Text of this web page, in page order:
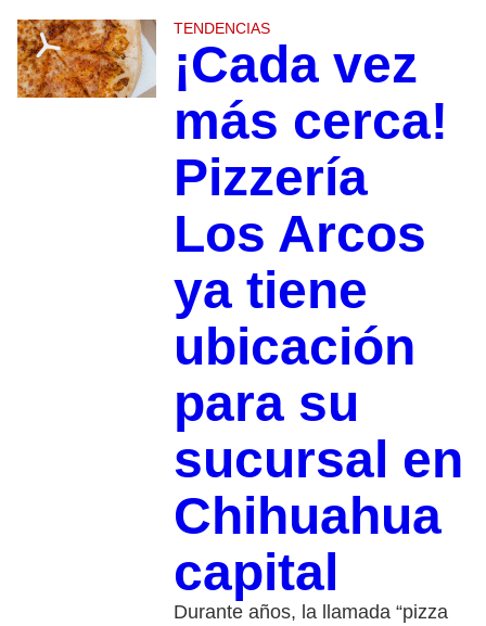
TENDENCIAS
¡Cada vez
más cerca!
Pizzería
Los Arcos
ya tiene
ubicación
para su
sucursal en
Chihuahua
capital
Durante años, la llamada “pizza